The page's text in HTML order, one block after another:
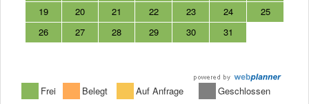
19
20 21 22 23 24
25
26
27 28 29 30 31
Frei Belegt Auf Anfrage Geschlossen